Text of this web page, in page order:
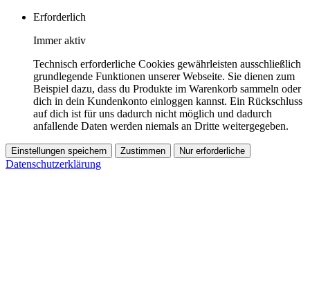
Erforderlich
Immer aktiv
Technisch erforderliche Cookies gewährleisten ausschließlich
grundlegende Funktionen unserer Webseite. Sie dienen zum
Beispiel dazu, dass du Produkte im Warenkorb sammeln oder
dich in dein Kundenkonto einloggen kannst. Ein Rückschluss
auf dich ist für uns dadurch nicht möglich und dadurch
anfallende Daten werden niemals an Dritte weitergegeben.
Einstellungen speichern Zustimmen Nur erforderliche
Datenschutzerklärung